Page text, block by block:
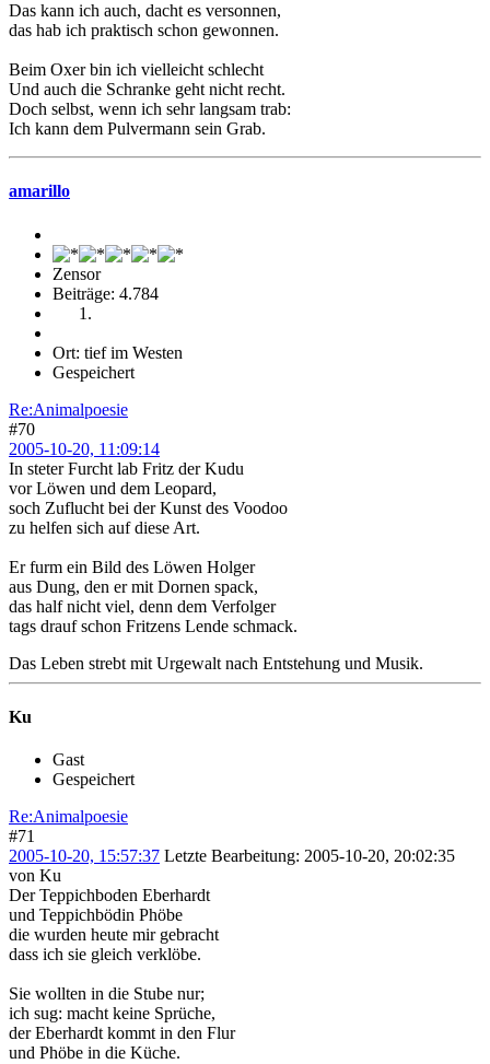
Das kann ich auch, dacht es versonnen,
das hab ich praktisch schon gewonnen.
Beim Oxer bin ich vielleicht schlecht
Und auch die Schranke geht nicht recht.
Doch selbst, wenn ich sehr langsam trab:
Ich kann dem Pulvermann sein Grab.
amarillo
Zensor
Beiträge: 4.784
Ort: tief im Westen
Gespeichert
Re:Animalpoesie
#70
2005-10-20, 11:09:14
In steter Furcht lab Fritz der Kudu
vor Löwen und dem Leopard,
soch Zuflucht bei der Kunst des Voodoo
zu helfen sich auf diese Art.
Er furm ein Bild des Löwen Holger
aus Dung, den er mit Dornen spack,
das half nicht viel, denn dem Verfolger
tags drauf schon Fritzens Lende schmack.
Das Leben strebt mit Urgewalt nach Entstehung und Musik.
Ku
Gast
Gespeichert
Re:Animalpoesie
#71
2005-10-20, 15:57:37 Letzte Bearbeitung: 2005-10-20, 20:02:35
von Ku
Der Teppichboden Eberhardt
und Teppichbödin Phöbe
die wurden heute mir gebracht
dass ich sie gleich verklöbe.
Sie wollten in die Stube nur;
ich sug: macht keine Sprüche,
der Eberhardt kommt in den Flur
und Phöbe in die Küche.